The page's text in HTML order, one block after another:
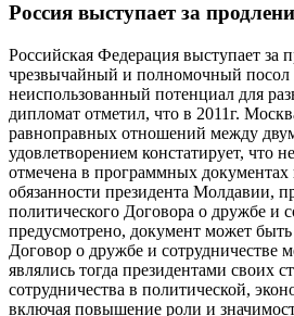
Россия выступает за
Российская Федерация выступает за
чрезвычайный и полномочный посол
неиспользованный потенциал для
дипломат отметил, что в 2011г.
равноправных отношений между
удовлетворением констатирует, что
отмечена в программных
обязанности президента Молдавии,
политического Договора о дружбе и
предусмотрено, документ может
Договор о дружбе и
являлись тогда президентами своих
сотрудничества в политической,
включая повышение роли и